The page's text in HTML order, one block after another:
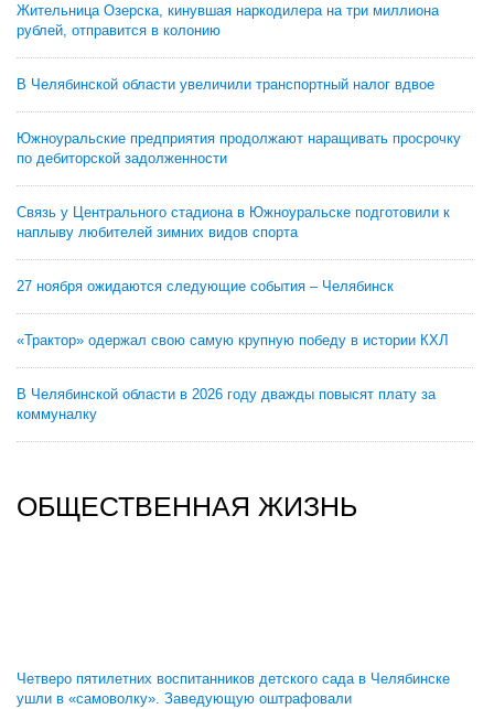
Жительница Озерска, кинувшая наркодилера на три миллиона
рублей, отправится в колонию
В Челябинской области увеличили транспортный налог вдвое
Южноуральские предприятия продолжают наращивать просрочку
по дебиторской задолженности
Связь у Центрального стадиона в Южноуральске подготовили к
наплыву любителей зимних видов спорта
27 ноября ожидаются следующие события – Челябинск
«Трактор» одержал свою самую крупную победу в истории КХЛ
В Челябинской области в 2026 году дважды повысят плату за
коммуналку
ОБЩЕСТВЕННАЯ ЖИЗНЬ
Четверо пятилетних воспитанников детского сада в Челябинске
ушли в «самоволку». Заведующую оштрафовали